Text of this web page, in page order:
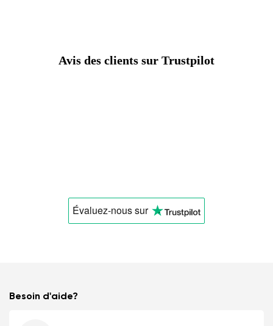
Avis des clients sur Trustpilot
Évaluez-noussur
Besoin d'aide?